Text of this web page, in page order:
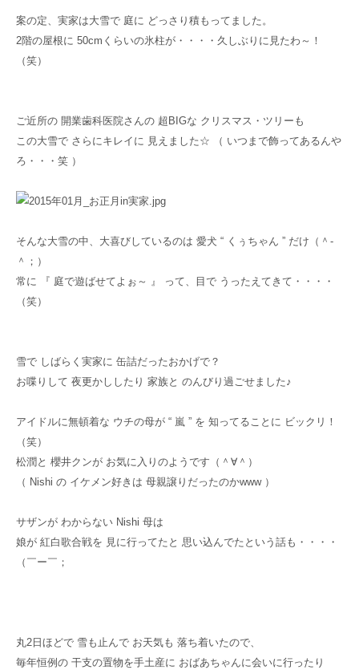
案の定、実家は大雪で 庭に どっさり積もってました。
2階の屋根に 50cmくらいの氷柱が・・・・久しぶりに見たわ～！
（笑）
ご近所の 開業歯科医院さんの 超BIGな クリスマス・ツリーも
この大雪で さらにキレイに 見えました☆ （ いつまで飾ってあるんや
ろ・・・笑 ）
そんな大雪の中、大喜びしているのは 愛犬 “ くぅちゃん ” だけ（＾-
＾；）
常に 『 庭で遊ばせてよぉ～ 』 って、目で うったえてきて・・・・
（笑）
雪で しばらく実家に 缶詰だったおかげで？
お喋りして 夜更かししたり 家族と のんびり過ごせました♪
アイドルに無頓着な ウチの母が “ 嵐 ” を 知ってることに ビックリ！
（笑）
松潤と 櫻井クンが お気に入りのようです（＾∀＾）
（ Nishi の イケメン好きは 母親譲りだったのかwww ）
サザンが わからない Nishi 母は
娘が 紅白歌合戦を 見に行ってたと 思い込んでたという話も・・・・
（￣ー￣；
丸2日ほどで 雪も止んで お天気も 落ち着いたので、
毎年恒例の 干支の置物を手土産に おばあちゃんに会いに行ったり